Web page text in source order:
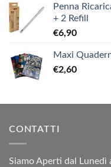
Penna
+ 2 Refill
€6,90
Maxi
€2,60
CONTATTI
Siamo Aperti dal Lunedì